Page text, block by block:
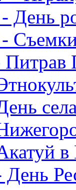
- День
-
Питрав